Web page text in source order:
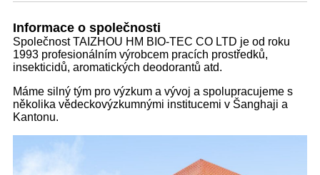
Informace o společnosti
Společnost TAIZHOU HM BIO-TEC CO LTD je od roku
1993 profesionálním výrobcem pracích prostředků,
insekticidů, aromatických deodorantů atd.
Máme silný tým pro výzkum a vývoj a spolupracujeme s
několika vědeckovýzkumnými institucemi v Šanghaji a
Kantonu.